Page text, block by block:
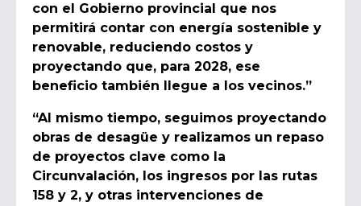
con el Gobierno provincial que nos
permitirá contar con energía sostenible y
renovable, reduciendo costos y
proyectando que, para 2028, ese
beneficio también llegue a los vecinos.”
“Al mismo tiempo, seguimos proyectando
obras de desagüe y realizamos un repaso
de proyectos clave como la
Circunvalación, los ingresos por las rutas
158 y 2, y otras intervenciones de